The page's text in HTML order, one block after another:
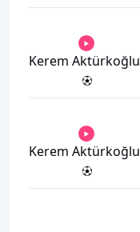
Kerem Aktürkoğlu
Kerem Aktürkoğlu